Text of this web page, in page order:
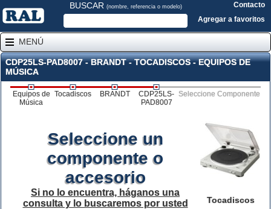
BUSCAR (nombre, referencia o modelo)
Contacto
Agregar a favoritos
MENÚ
CDP25LS-PAD8007 - BRANDT - TOCADISCOS - EQUIPOS DE
MÚSICA
Equipos de
Música
Tocadiscos BRANDT
CDP25LS-
PAD8007
Seleccione Componente
Tocadiscos
Seleccione un
componente o
accesorio
Si no lo encuentra, háganos una
consulta y lo buscaremos por usted